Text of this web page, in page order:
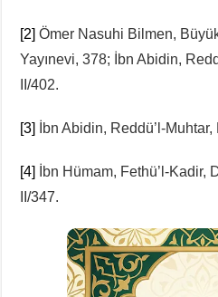
[2] Ömer Nasuhi Bilmen,
Yayınevi, 378; İbn Abidin,
II/402.
[3] İbn Abidin, Reddü’l-Muhtar,
[4]
İbn Hümam, Fethü’l-Kadir,
II/347.